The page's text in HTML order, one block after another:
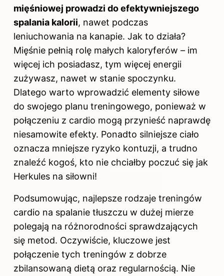
mięśniowej prowadzi do efektywniejszego
spalania kalorii, nawet podczas
leniuchowania na kanapie. Jak to działa?
Mięśnie pełnią rolę małych kaloryferów – im
więcej ich posiadasz, tym więcej energii
zużywasz, nawet w stanie spoczynku.
Dlatego warto wprowadzić elementy siłowe
do swojego planu treningowego, ponieważ w
połączeniu z cardio mogą przynieść naprawdę
niesamowite efekty. Ponadto silniejsze ciało
oznacza mniejsze ryzyko kontuzji, a trudno
znaleźć kogoś, kto nie chciałby poczuć się jak
Herkules na siłowni!
Podsumowując, najlepsze rodzaje treningów
cardio na spalanie tłuszczu w dużej mierze
polegają na różnorodności sprawdzających
się metod. Oczywiście, kluczowe jest
połączenie tych treningów z dobrze
zbilansowaną dietą oraz regularnością. Nie